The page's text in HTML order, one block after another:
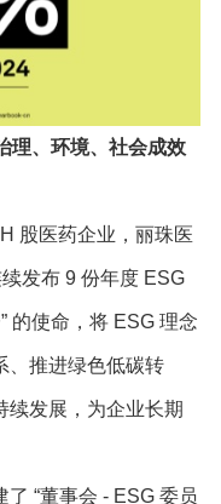
理、环境、社会成效
股医药企业，丽珠医
发布 9 份年度 ESG
的使命，将 ESG 理念
、推进绿色低碳转
续发展，为企业长期
了 “董事会 - ESG 委员